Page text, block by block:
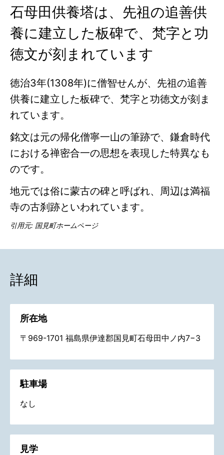
石母田供養塔は、先祖の追善供
養に建立した板碑で、梵字と功
徳文が刻まれています
徳治3年(1308年)に僧智せんが、先祖の追善
供養に建立した板碑で、梵字と功徳文が刻ま
れています。
銘文は元の帰化僧寧一山の筆跡で、鎌倉時代
における禅密合一の思想を表現した特異なも
のです。
地元では俗に蒙古の碑と呼ばれ、周辺は満福
寺の古刹跡といわれています。
引用元: 国見町ホームページ
詳細
所在地
〒969-1701 福島県伊達郡国見町石母田中ノ内7−3
駐車場
なし
見学